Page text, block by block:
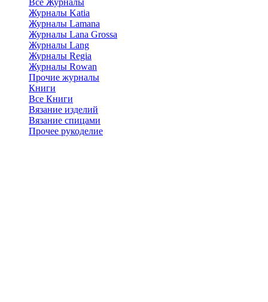
Журналы Katia
Журналы Lamana
Журналы Lana Grossa
Журналы Lang
Журналы Regia
Журналы Rowan
Прочие журналы
Книги
Все Книги
Вязание изделий
Вязание спицами
Прочее рукоделие